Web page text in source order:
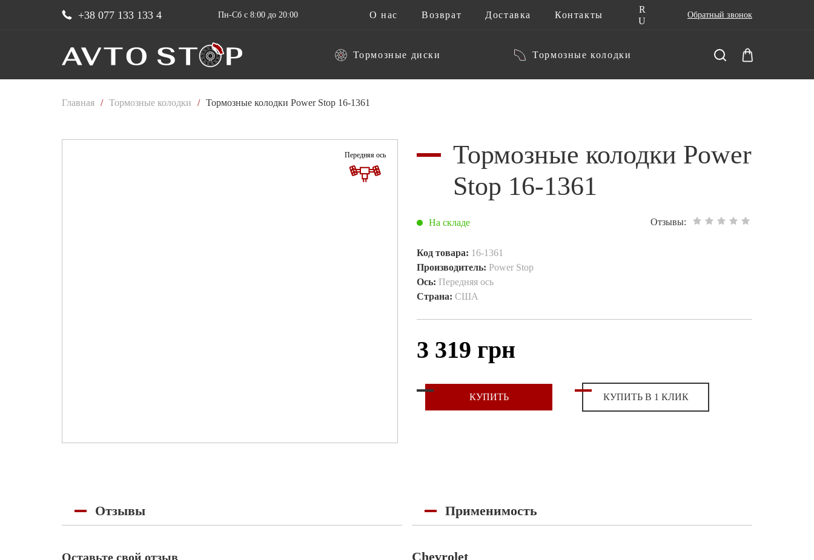
+38 077 133 133 4 Пн-Сб с 8:00 до 20:00 О нас Возврат Доставка Контакты
R
U
Обратный звонок
Тормозные диски Тормозные колодки
Главная / Тормозные колодки / Тормозные колодки Power Stop 16-1361
Передняя ось
Тормозные колодки Power
Stop 16-1361
На складе Отзывы:
Код товара: 16-1361
Производитель: Power Stop
Ось: Передняя ось
Страна: США
3 319 грн
КУПИТЬ КУПИТЬ В 1 КЛИК
Отзывы
Оставьте свой отзыв
Применимость
Chevrolet